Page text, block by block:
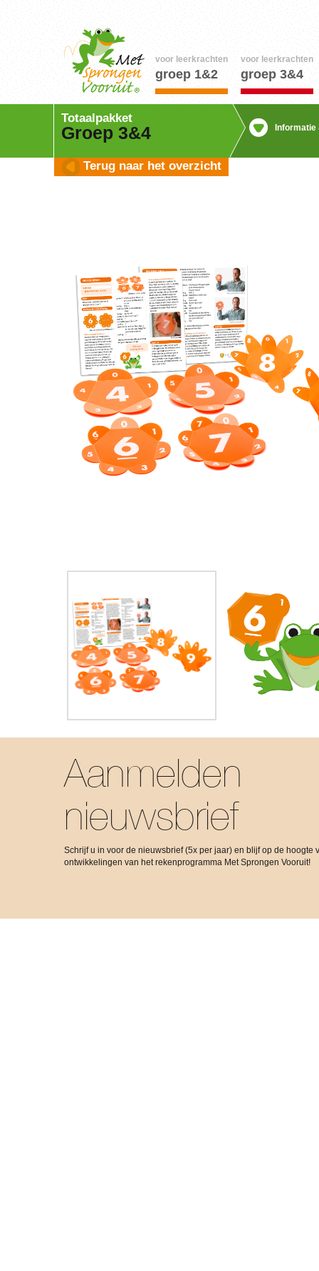
voor leerkrachten
groep 1&2
voor leerkrachten
groep 3&4
Totaalpakket
Groep 3&4
Terug naar het overzicht
Informatie
Aanmelden
nieuwsbrief
Schrijf u in voor de nieuwsbrief (5x per jaar) en blijf op de hoogte
ontwikkelingen van het rekenprogramma Met Sprongen Vooruit!